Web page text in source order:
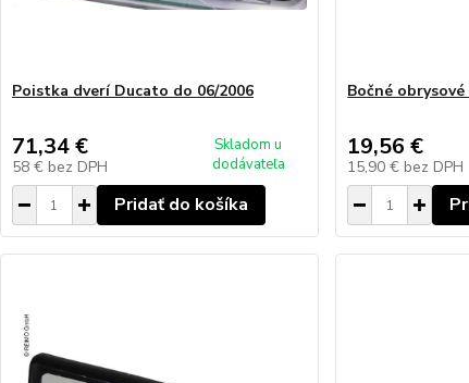
Poistka dverí Ducato do 06/2006
71,34 €
58 € bez DPH
Skladom u
dodávateľa
Pridať do košíka
Bočné
19,56 €
15,90 € bez DPH